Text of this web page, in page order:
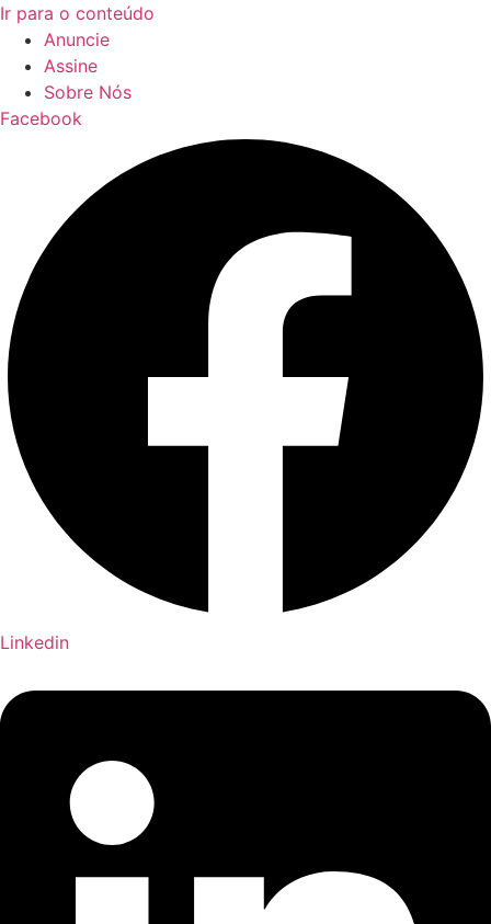
Ir para o conteúdo
Anuncie
Assine
Sobre Nós
Facebook
Linkedin